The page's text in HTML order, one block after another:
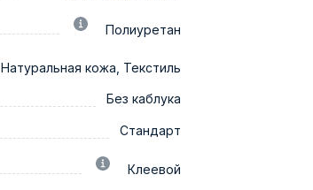
Полиуретан
Натуральная кожа, Текстиль
Без каблука
Стандарт
Клеевой